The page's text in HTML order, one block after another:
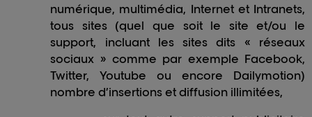
numérique, multimédia, Internet et Intranets,
tous sites (quel que soit le site et/ou le
support, incluant les sites dits « réseaux
sociaux » comme par exemple Facebook,
Twitter, Youtube ou encore Dailymotion)
nombre d’insertions et diffusion illimitées,